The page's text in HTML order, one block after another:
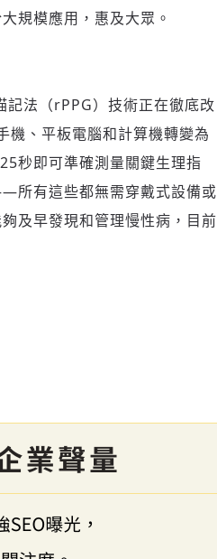
規模應用，惠及大眾。
法（rPPG）技術正在徹底改
、平板電腦和計算機轉變為
秒即可準確測量關鍵生理指
所有這些都無需穿戴式設備或
及早發現和管理慢性病，目前